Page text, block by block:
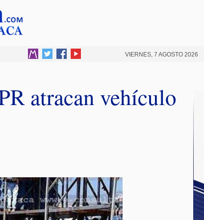
VIERNES, 7 AGOSTO 2026
atracan vehículo